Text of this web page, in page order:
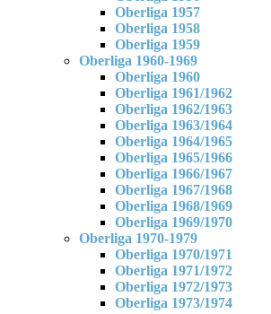
Oberliga 1957
Oberliga 1958
Oberliga 1959
Oberliga 1960-1969
Oberliga 1960
Oberliga 1961/1962
Oberliga 1962/1963
Oberliga 1963/1964
Oberliga 1964/1965
Oberliga 1965/1966
Oberliga 1966/1967
Oberliga 1967/1968
Oberliga 1968/1969
Oberliga 1969/1970
Oberliga 1970-1979
Oberliga 1970/1971
Oberliga 1971/1972
Oberliga 1972/1973
Oberliga 1973/1974